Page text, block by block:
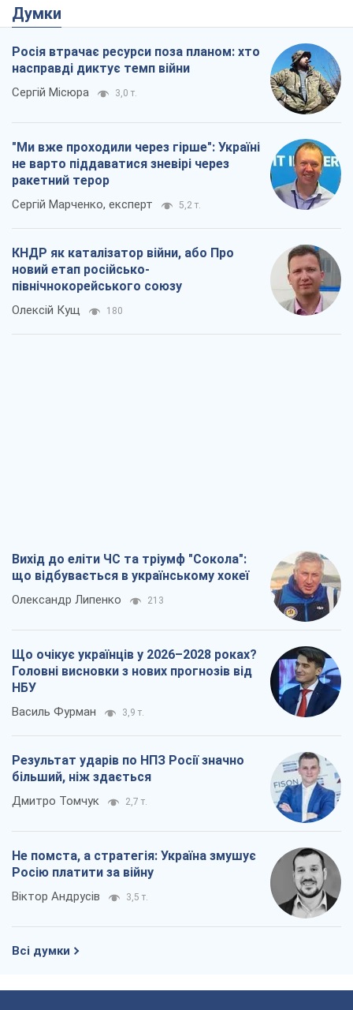
Думки
Росія втрачає ресурси поза планом: хто
насправді диктує темп війни
Сергій Місюра 3,0 т.
"Ми вже проходили через гірше": Україні
не варто піддаватися зневірі через
ракетний терор
Сергій Марченко, експерт 5,2 т.
КНДР як каталізатор війни, або Про
новий етап російсько-
північнокорейського союзу
Олексій Кущ 180
Вихід до еліти ЧС та тріумф "Сокола":
що відбувається в українському хокеї
Олександр Липенко 213
Що очікує українців у 2026–2028 роках?
Головні висновки з нових прогнозів від
НБУ
Василь Фурман 3,9 т.
Результат ударів по НПЗ Росії значно
більший, ніж здається
Дмитро Томчук 2,7 т.
Не помста, а стратегія: Україна змушує
Росію платити за війну
Віктор Андрусів 3,5 т.
Всі думки